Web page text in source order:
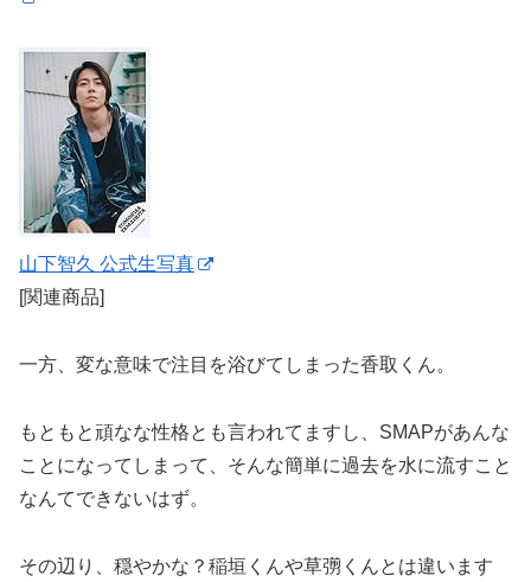
山下智久 公式生写真
[関連商品]
一方、変な意味で注目を浴びてしまった香取くん。
もともと頑なな性格とも言われてますし、SMAPがあんな
ことになってしまって、そんな簡単に過去を水に流すこと
なんてできないはず。
その辺り、穏やかな？稲垣くんや草彅くんとは違います